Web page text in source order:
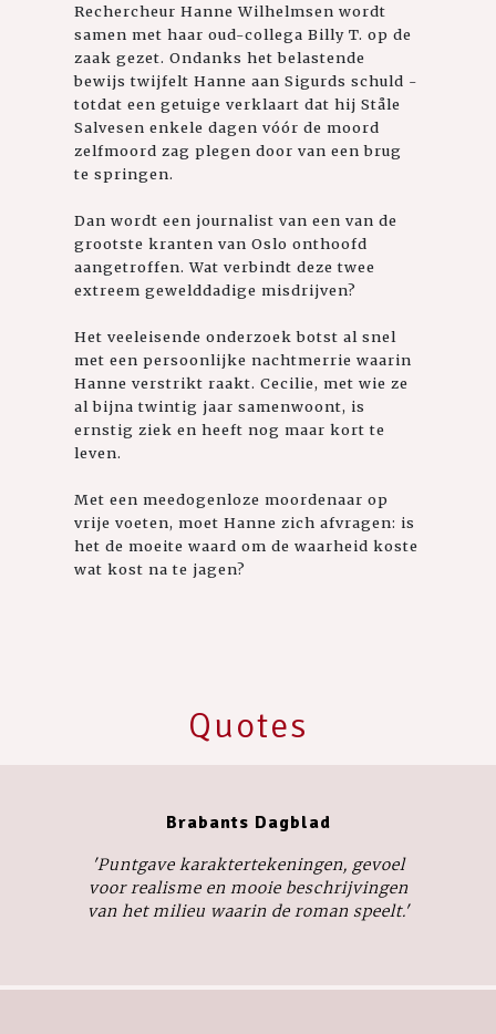
Rechercheur Hanne Wilhelmsen wordt
samen met haar oud-collega Billy T. op de
zaak gezet. Ondanks het belastende
bewijs twijfelt Hanne aan Sigurds schuld -
totdat een getuige verklaart dat hij Ståle
Salvesen enkele dagen vóór de moord
zelfmoord zag plegen door van een brug
te springen.
Dan wordt een journalist van een van de
grootste kranten van Oslo onthoofd
aangetroffen. Wat verbindt deze twee
extreem gewelddadige misdrijven?
Het veeleisende onderzoek botst al snel
met een persoonlijke nachtmerrie waarin
Hanne verstrikt raakt. Cecilie, met wie ze
al bijna twintig jaar samenwoont, is
ernstig ziek en heeft nog maar kort te
leven.
Met een meedogenloze moordenaar op
vrije voeten, moet Hanne zich afvragen: is
het de moeite waard om de waarheid koste
wat kost na te jagen?
Quotes
Brabants Dagblad
'Puntgave karaktertekeningen, gevoel
voor realisme en mooie beschrijvingen
van het milieu waarin de roman speelt.'